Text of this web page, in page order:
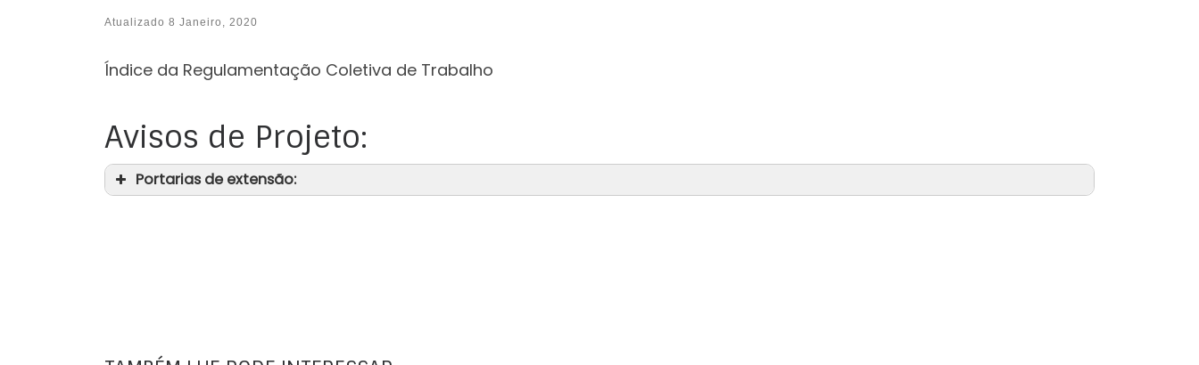
Atualizado 8 Janeiro, 2020
Índice da Regulamentação Coletiva de Trabalho
Avisos de Projeto:
Portarias de extensão: